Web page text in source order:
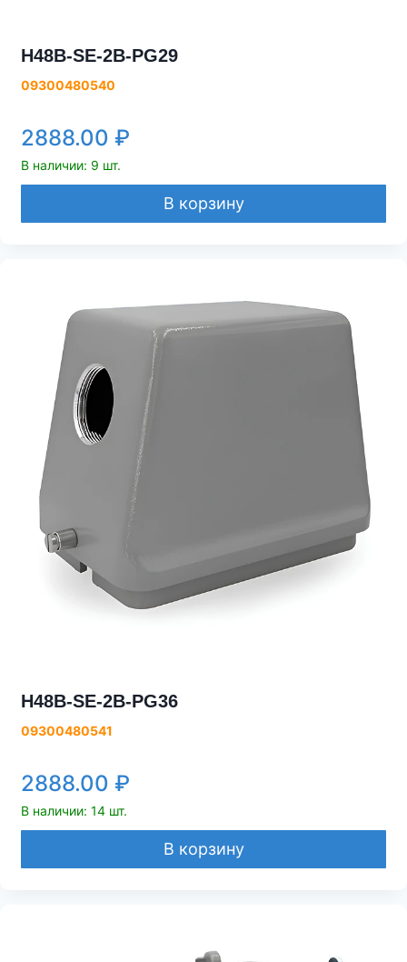
H48B-SE-2B-PG29
09300480540
2888.00 ₽
В наличии: 9 шт.
В корзину
H48B-SE-2B-PG36
09300480541
2888.00 ₽
В наличии: 14 шт.
В корзину